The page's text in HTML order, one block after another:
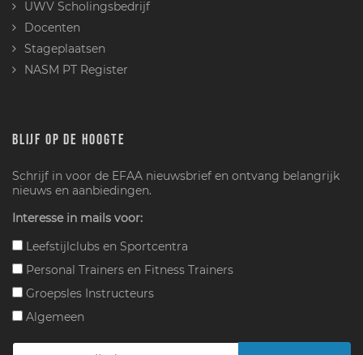
UWV Scholingsbedrijf
Docenten
Stageplaatsen
NASM PT Register
BLIJF OP DE HOOGTE
Schrijf in voor de EFAA nieuwsbrief en ontvang belangrijk
nieuws en aanbiedingen.
Interesse in mails voor:
Leefstijlclubs en Sportcentra
Personal Trainers en Fitness Trainers
Groepsles Instructeurs
Algemeen